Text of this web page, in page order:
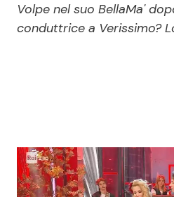
Politica
News Cinema
News Musica
Volpe nel suo BellaMa'
conduttrice a Verissimo?